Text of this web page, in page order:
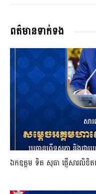
ពត៌មានទាក់ទង
ឯកឧត្តម ទិត សុធា ផ្ញើសារលិ